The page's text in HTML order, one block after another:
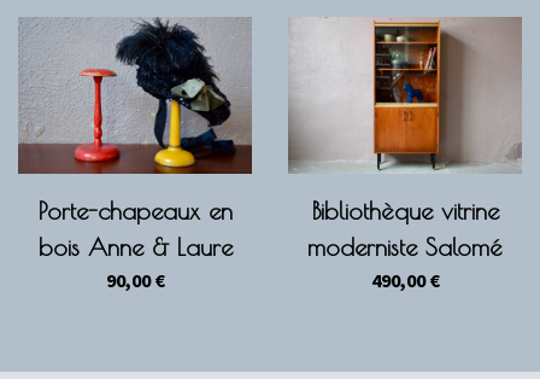
Porte-chapeaux en
bois Anne & Laure
90,00€
Bibliothèque vitrine
moderniste Salomé
490,00€